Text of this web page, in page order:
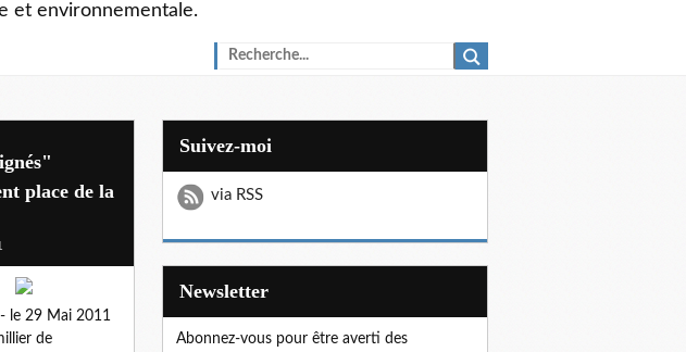
et environnementale.
place de la
le 29 Mai 2011
de
Suivez-moi
via RSS
Newsletter
Abonnez-vous pour être averti des